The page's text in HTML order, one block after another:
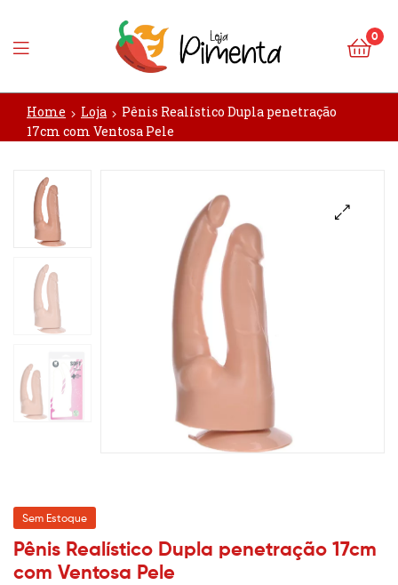
Loja
Pimenta
0
Home Loja
Pênis Realístico Dupla penetração
17cm com Ventosa Pele
Sem Estoque
Pênis Realístico Dupla penetração 17cm
com Ventosa Pele